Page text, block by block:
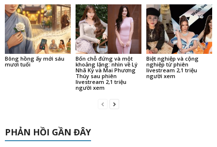
Bông hồng ấy mới sáu
mươi tuổi
Bốn chỗ đứng và một
khoảng lặng: nhìn về Lý
Nhã Kỳ và Mai Phương
Thúy sau phiên
livestream 2,1 triệu
người xem
Biệt nghiệp và cộng
nghiệp từ phiên
livestream 2,1 triệu
người xem
PHẢN HỒI GẦN ĐÂY